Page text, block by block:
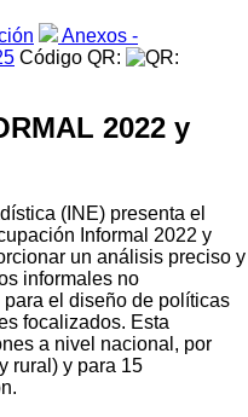
Anexos -
Código QR:
2022 y
(INE) presenta el
Informal 2022 y
un análisis preciso y
informales no
el diseño de políticas
focalizados. Esta
a nivel nacional, por
rural) y para 15